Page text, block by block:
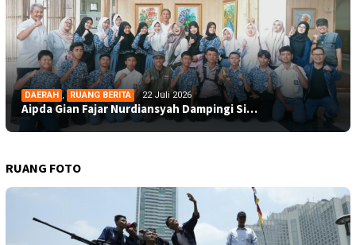
DAERAH , RUANG BERITA 22 Juli 2026
Aipda Gian Fajar Nurdiansyah Dampingi Si…
RUANG FOTO